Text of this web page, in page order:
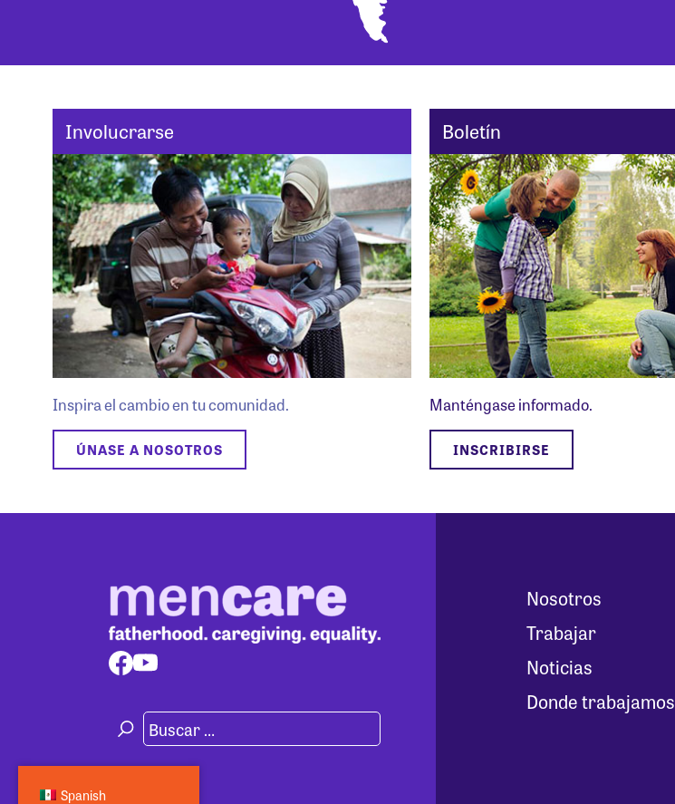
Involucrarse
Inspira el cambio en tu comunidad.
ÚNASE A NOSOTROS
Boletín
Manténgase informado.
INSCRIBIRSE
Nosotros
Trabajar
Noticias
Donde trabajamos
Spanish